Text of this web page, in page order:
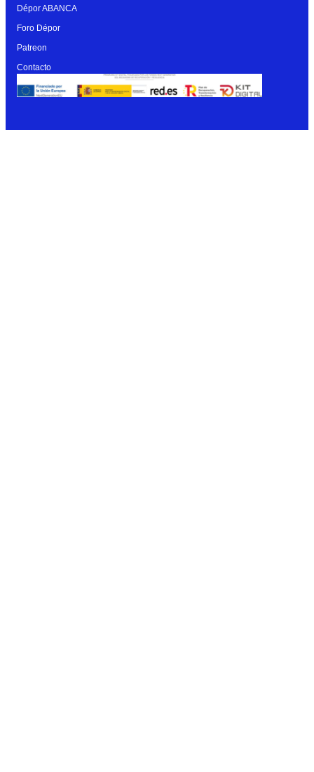
Dépor ABANCA
Foro Dépor
Patreon
Contacto